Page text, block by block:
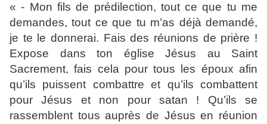
« - Mon fils de prédilection, tout ce que tu me
demandes, tout ce que tu m’as déjà demandé,
je te le donnerai. Fais des réunions de prière !
Expose dans ton église Jésus au Saint
Sacrement, fais cela pour tous les époux afin
qu’ils puissent combattre et qu’ils combattent
pour Jésus et non pour satan ! Qu’ils se
rassemblent tous auprès de Jésus en réunion